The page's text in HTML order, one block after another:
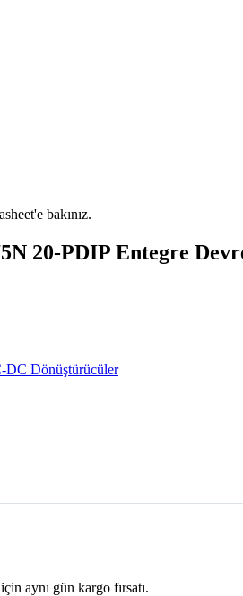
bakınız.
20-PDIP Entegre
DC Dönüştürücüler
aynı gün kargo fırsatı.